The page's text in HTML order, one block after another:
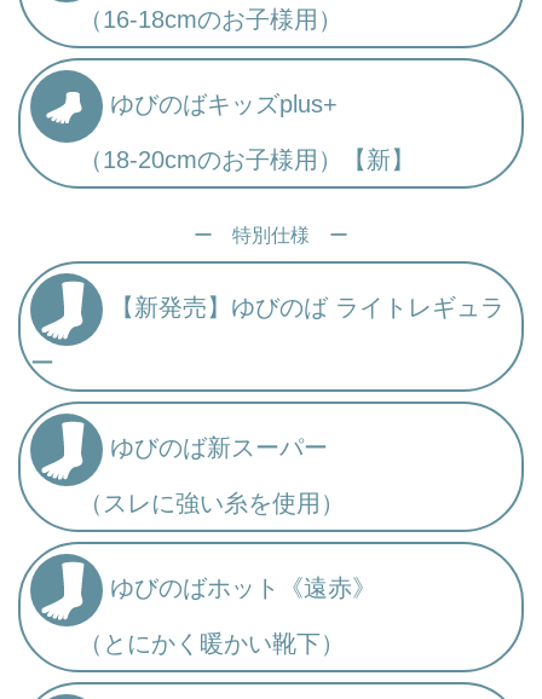
（16-18cmのお子様用）
ゆびのばキッズplus+
（18-20cmのお子様用）【新】
ー 特別仕様 ー
【新発売】ゆびのば ライトレギュラ
ー
ゆびのば新スーパー
（スレに強い糸を使用）
ゆびのばホット《遠赤》
（とにかく暖かい靴下）